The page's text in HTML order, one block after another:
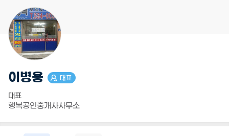
이병용 대표
대표
행복공인중개사사무소